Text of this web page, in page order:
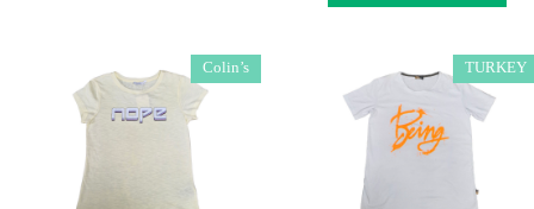
TURKEY
Colin’s